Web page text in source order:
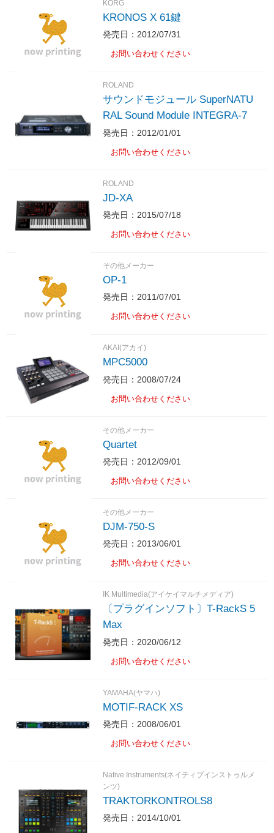
KORG
KRONOS X 61鍵
発売日：2012/07/31
お問い合わせください
ROLAND
サウンドモジュール SuperNATU
RAL Sound Module INTEGRA-7
発売日：2012/01/01
お問い合わせください
ROLAND
JD-XA
発売日：2015/07/18
お問い合わせください
その他メーカー
OP-1
発売日：2011/07/01
お問い合わせください
AKAI(アカイ)
MPC5000
発売日：2008/07/24
お問い合わせください
その他メーカー
Quartet
発売日：2012/09/01
お問い合わせください
その他メーカー
DJM-750-S
発売日：2013/06/01
お問い合わせください
IK Multimedia(アイケイマルチメディア)
〔プラグインソフト〕T-RackS 5
Max
発売日：2020/06/12
お問い合わせください
YAMAHA(ヤマハ)
MOTIF-RACK XS
発売日：2008/06/01
お問い合わせください
Native Instruments(ネイティブインストゥルメ
ンツ)
TRAKTORKONTROLS8
発売日：2014/10/01